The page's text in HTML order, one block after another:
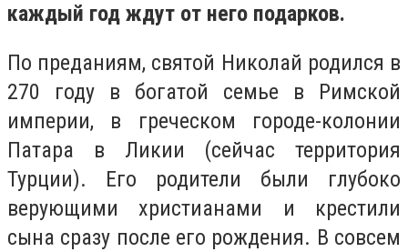
каждый год ждут от него подарков.
По преданиям, святой Николай родился в
270 году в богатой семье в Римской
империи, в греческом городе-колонии
Патара в Ликии (сейчас территория
Турции). Его родители были глубоко
верующими христианами и крестили
сына сразу после его рождения. В совсем